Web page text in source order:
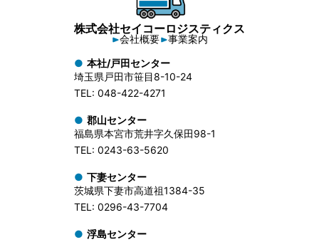
株式会社セイコーロジスティクス
会社概要
事業案内
本社/戸田センター
埼玉県戸田市笹目8-10-24
TEL: 048-422-4271
郡山センター
福島県本宮市荒井字久保田98-1
TEL: 0243-63-5620
下妻センター
茨城県下妻市高道祖1384-35
TEL: 0296-43-7704
浮島センター